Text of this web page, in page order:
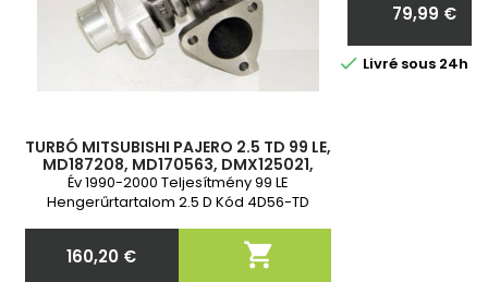
TURBÓ MITSUBISHI PAJERO 2.5 TD 99 LE,
MD187208, MD170563, DMX125021,
49177-02500, 4917702500, 49177-
02501, 4917702501
Év 1990-2000 Teljesítmény 99 LE
Hengerűrtartalom 2.5 D Kód 4D56-TD
Ár
160,20 € 
nekünk a
Ár
79,99 €
 Livré sous 24h